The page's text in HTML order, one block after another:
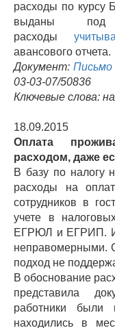
расходы по курсу
выданы под
расходы
авансового отчета.
Документ: Письмо
03-03-07/50836
Ключевые слова:
18.09.2015
Оплата
расходом, даже
В базу по налогу
расходы на
сотрудников в
учете в
ЕГРЮЛ и ЕГРИП.
неправомерными.
подход не
В обоснование
представила
работники были
находились в